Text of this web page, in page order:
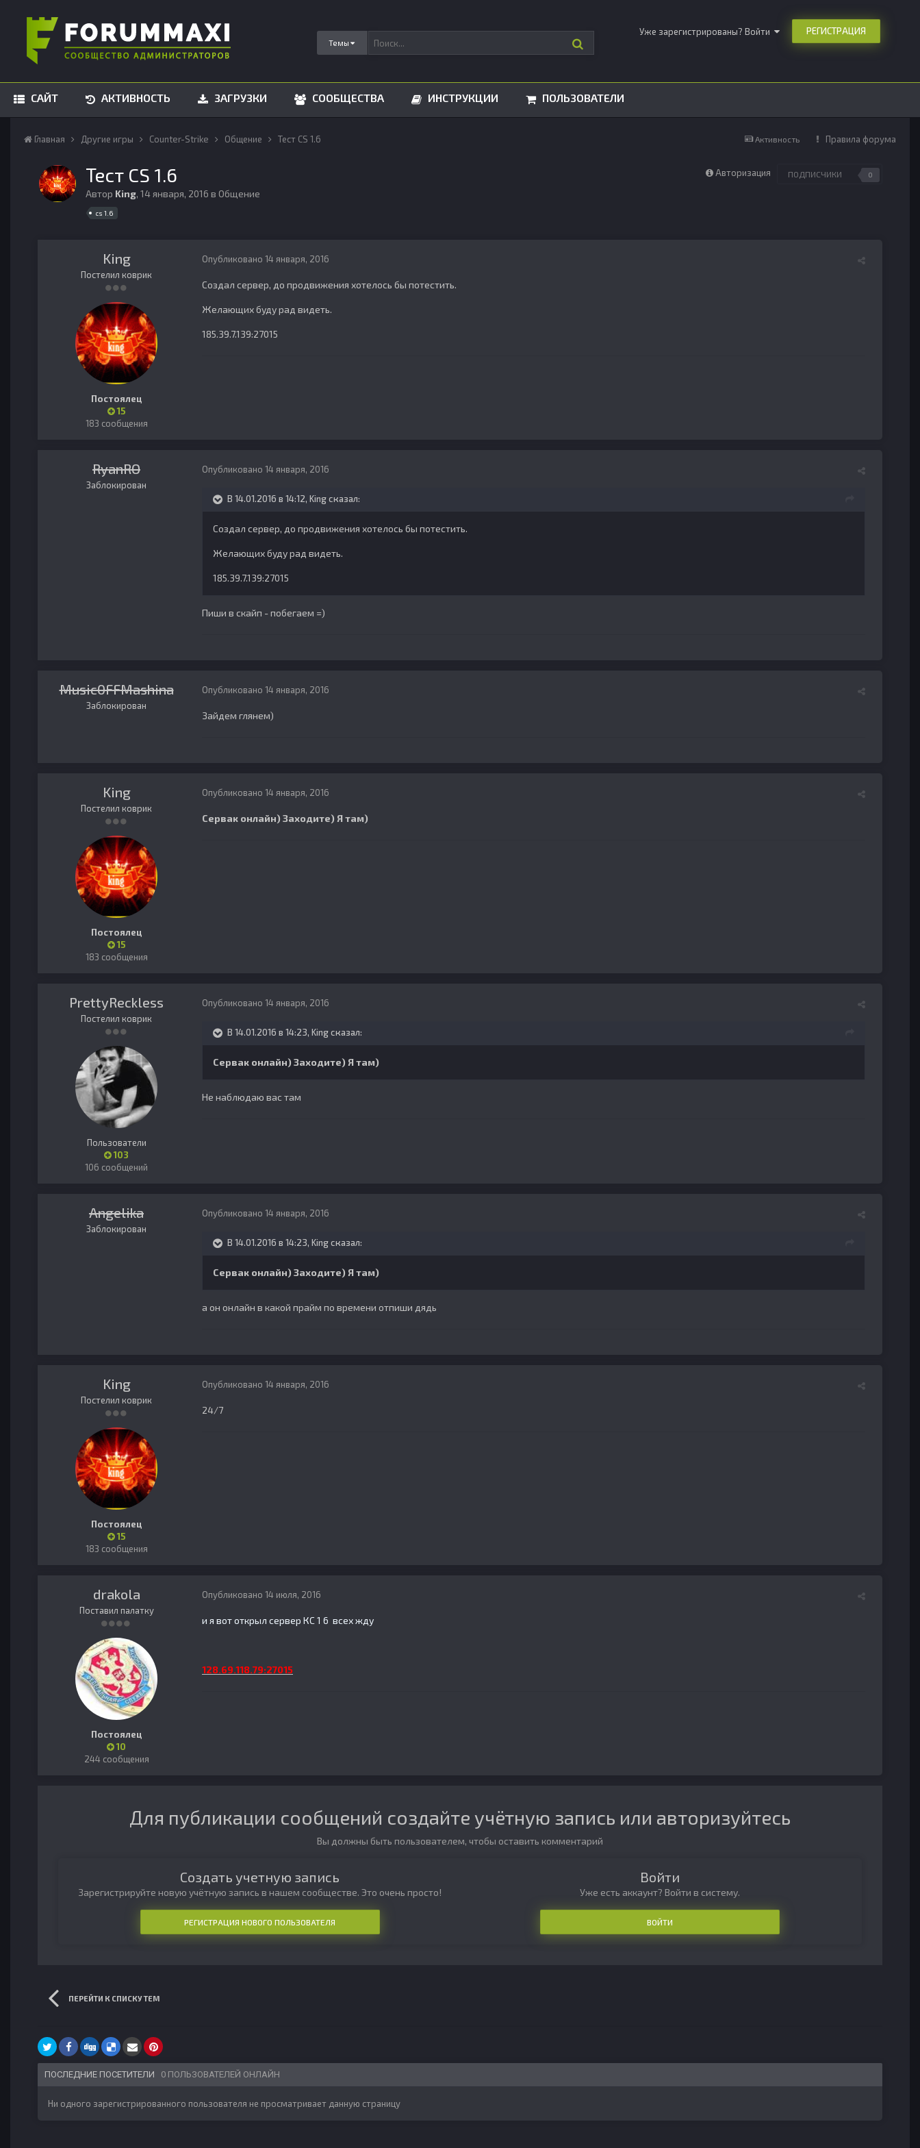
Темы
Уже зарегистрированы? Войти РЕГИСТРАЦИЯ
САЙТ АКТИВНОСТЬ ЗАГРУЗКИ СООБЩЕСТВА ИНСТРУКЦИИ ПОЛЬЗОВАТЕЛИ
Активность Правила форума
Главная Другие игры Counter-Strike Общение Тест CS 1.6
Авторизация ПОДПИСЧИКИ 0
Тест CS 1.6
Автор King, 14 января, 2016 в Общение
cs 1.6
King
Постелил коврик
Постоялец
15
183 сообщения
Опубликовано 14 января, 2016
Создал сервер, до продвижения хотелось бы потестить.
Желающих буду рад видеть.
185.39.7.139:27015
RyanRO
Заблокирован
Опубликовано 14 января, 2016
В 14.01.2016 в 14:12, King сказал:
Создал сервер, до продвижения хотелось бы потестить.
Желающих буду рад видеть.
185.39.7.139:27015
Пиши в скайп - побегаем =)
Music0FFMashina
Заблокирован
Опубликовано 14 января, 2016
Зайдем глянем)
King
Постелил коврик
Постоялец
15
183 сообщения
Опубликовано 14 января, 2016
Сервак онлайн) Заходите) Я там)
PrettyReckless
Постелил коврик
Пользователи
103
106 сообщений
Опубликовано 14 января, 2016
В 14.01.2016 в 14:23, King сказал:
Сервак онлайн) Заходите) Я там)
Не наблюдаю вас там
Angelika
Заблокирован
Опубликовано 14 января, 2016
В 14.01.2016 в 14:23, King сказал:
Сервак онлайн) Заходите) Я там)
а он онлайн в какой прайм по времени отпиши дядь
King
Постелил коврик
Постоялец
15
183 сообщения
Опубликовано 14 января, 2016
24/7
drakola
Поставил палатку
Постоялец
10
244 сообщения
Опубликовано 14 июля, 2016
и я вот открыл сервер КС 1 6 всех жду
128.69.118.79:27015
Для публикации сообщений создайте учётную запись или авторизуйтесь
Вы должны быть пользователем, чтобы оставить комментарий
Создать учетную запись
Зарегистрируйте новую учётную запись в нашем сообществе. Это очень просто!
РЕГИСТРАЦИЯ НОВОГО ПОЛЬЗОВАТЕЛЯ
Войти
Уже есть аккаунт? Войти в систему.
ВОЙТИ
ПЕРЕЙТИ К СПИСКУ ТЕМ
ПОСЛЕДНИЕ ПОСЕТИТЕЛИ 0 ПОЛЬЗОВАТЕЛЕЙ ОНЛАЙН
Ни одного зарегистрированного пользователя не просматривает данную страницу